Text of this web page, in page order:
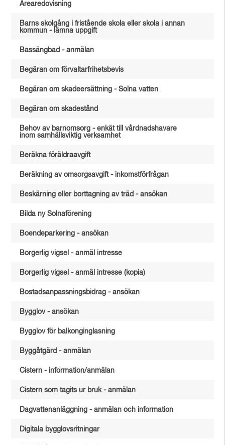
Arearedovisning
Barns skolgång i fristående skola eller skola i annan
kommun - lämna uppgift
Bassängbad - anmälan
Begäran om förvaltarfrihetsbevis
Begäran om skadeersättning - Solna vatten
Begäran om skadestånd
Behov av barnomsorg - enkät till vårdnadshavare
inom samhällsviktig verksamhet
Beräkna föräldraavgift
Beräkning av omsorgsavgift - inkomstförfrågan
Beskärning eller borttagning av träd - ansökan
Bilda ny Solnaförening
Boendeparkering - ansökan
Borgerlig vigsel - anmäl intresse
Borgerlig vigsel - anmäl intresse (kopia)
Bostadsanpassningsbidrag - ansökan
Bygglov - ansökan
Bygglov för balkonginglasning
Byggåtgärd - anmälan
Cistern - information/anmälan
Cistern som tagits ur bruk - anmälan
Dagvattenanläggning - anmälan och information
Digitala bygglovsritningar